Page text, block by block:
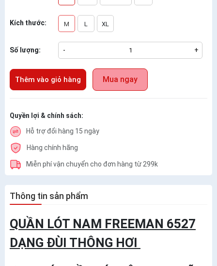
Kích thước: M L XL
Số lượng: - +
Thêm vào giỏ hàng Mua ngay
Quyền lợi & chính sách:
Hỗ trợ đổi hàng 15 ngày
Hàng chính hãng
Miễn phí vận chuyển cho đơn hàng từ 299k
Thông tin sản phẩm
QUẦN LÓT NAM FREEMAN 6527
DẠNG ĐÙI THÔNG HƠI